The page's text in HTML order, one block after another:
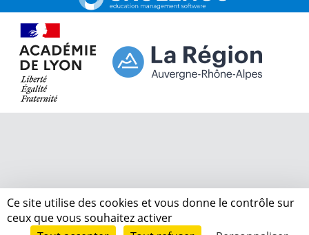
Ce site utilise des cookies et vous donne le contrôle sur
ceux que vous souhaitez activer